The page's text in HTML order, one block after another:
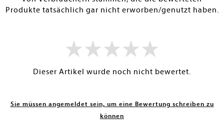
Produkte tatsächlich gar nicht erworben/genutzt haben.
Dieser Artikel wurde noch nicht bewertet.
Sie müssen angemeldet sein, um eine Bewertung schreiben zu
können